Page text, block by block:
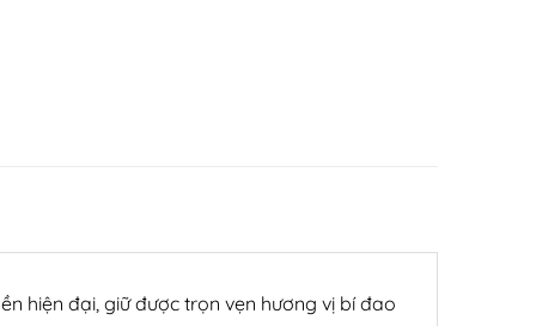
hiện đại, giữ được trọn vẹn hương vị bí đao